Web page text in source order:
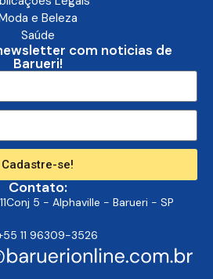
e Beleza
Saúde
com noticias de
Barueri!
Cadastre-se!
Contato:
5 - Alphaville - Barueri - SP
11 96309-3526